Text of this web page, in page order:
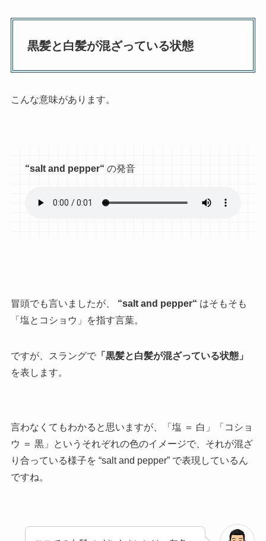
黒髪と白髪が混ざっている状態
こんな意味があります。
“salt and pepper“ の発音
冒頭でも言いましたが、 “salt and pepper“ はそもそも
「塩とコショウ」を指す言葉。
ですが、スラングで「黒髪と白髪が混ざっている状態」
を表します。
言わなくてもわかると思いますが、「塩 ＝ 白」「コショ
ウ ＝ 黒」というそれぞれの色のイメージで、それが混ざ
り合っている様子を “salt and pepper” で表現しているん
ですね。